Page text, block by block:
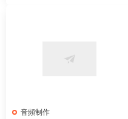
音頻制作